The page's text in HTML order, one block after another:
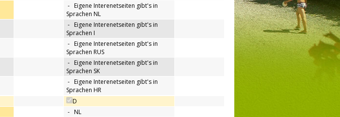
- Eigene Interenetseiten gibt's in
Sprachen NL
- Eigene Interenetseiten gibt's in
Sprachen I
- Eigene Interenetseiten gibt's in
Sprachen RUS
- Eigene Interenetseiten gibt's in
Sprachen SK
- Eigene Interenetseiten gibt's in
Sprachen HR
D
- NL